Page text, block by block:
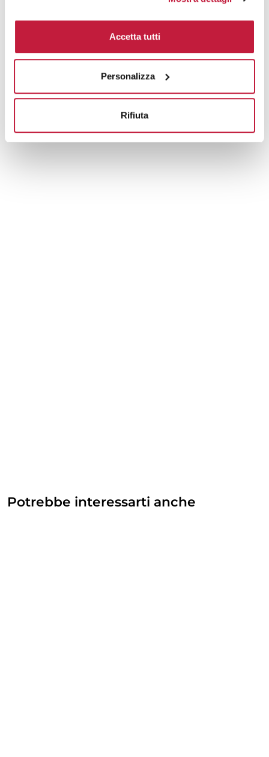
Accetta tutti
Personalizza
Rifiuta
Domande e risposte
Prodotti alternativi
Potrebbe interessarti anche